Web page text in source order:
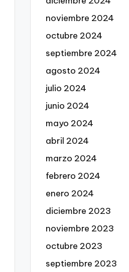
noviembre 2024
octubre 2024
septiembre 2024
agosto 2024
julio 2024
junio 2024
mayo 2024
abril 2024
marzo 2024
febrero 2024
enero 2024
diciembre 2023
noviembre 2023
octubre 2023
septiembre 2023